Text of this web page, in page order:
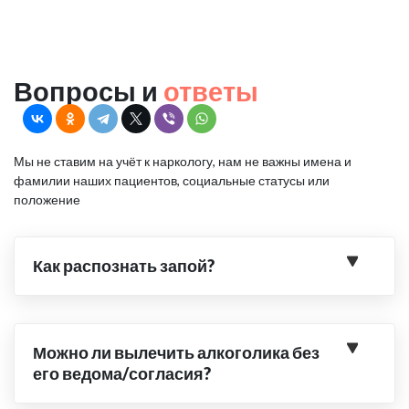
Вопросы и ответы
Мы не ставим на учёт к наркологу, нам не важны имена и
фамилии наших пациентов, социальные статусы или
положение
Как распознать запой?
Можно ли вылечить алкоголика без
его ведома/согласия?